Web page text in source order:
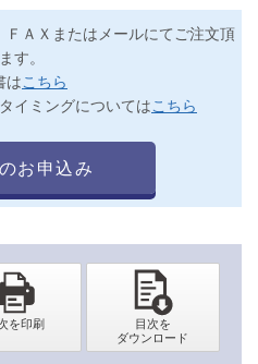
ＡＸまたはメールにてご注文頂
す。
はこちら
イミングについてはこちら
お申込み